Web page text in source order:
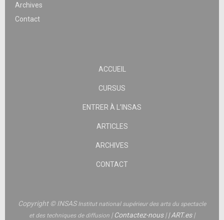
Archives
Contact
ACCUEIL
CURSUS
ENTRER À L’INSAS
ARTICLES
ARCHIVES
CONTACT
Copyright © INSASInstitut national supérieur des arts du spectacle
et des techniques de diffusion |Contactez-nous||ART.es|